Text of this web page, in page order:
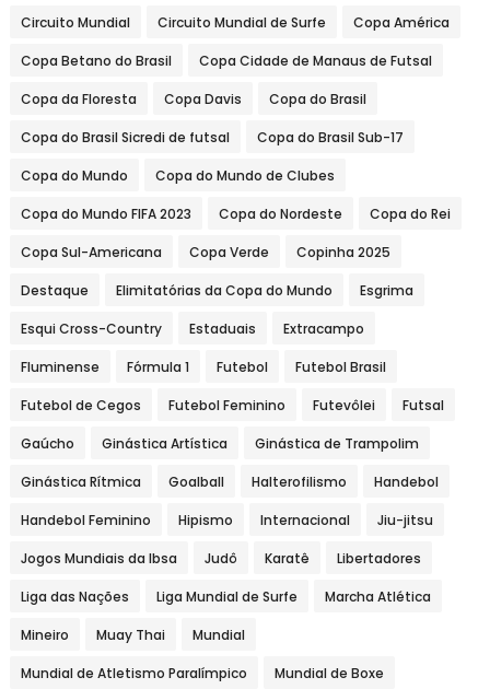
Circuito Mundial Circuito Mundial de Surfe Copa América
Copa Betano do Brasil Copa Cidade de Manaus de Futsal
Copa da Floresta Copa Davis Copa do Brasil
Copa do Brasil Sicredi de futsal Copa do Brasil Sub-17
Copa do Mundo Copa do Mundo de Clubes
Copa do Mundo FIFA 2023 Copa do Nordeste Copa do Rei
Copa Sul-Americana Copa Verde Copinha 2025
Destaque Elimitatórias da Copa do Mundo Esgrima
Esqui Cross-Country Estaduais Extracampo
Fluminense Fórmula 1 Futebol Futebol Brasil
Futebol de Cegos Futebol Feminino Futevôlei Futsal
Gaúcho Ginástica Artística Ginástica de Trampolim
Ginástica Rítmica Goalball Halterofilismo Handebol
Handebol Feminino Hipismo Internacional Jiu-jitsu
Jogos Mundiais da Ibsa Judô Karatê Libertadores
Liga das Nações Liga Mundial de Surfe Marcha Atlética
Mineiro Muay Thai Mundial
Mundial de Atletismo Paralímpico Mundial de Boxe